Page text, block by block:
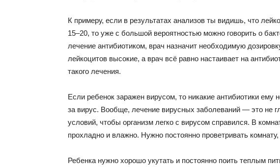
К примеру, если в результатах анализов ты видишь, что
15–20, то уже с большой вероятностью можно говорить о
лечение антибиотиком, врач назначит необходимую
лейкоцитов высокие, а врач всё равно настаивает на
такого лечения.
Если ребенок заражен вирусом, то никакие антибиотики ему
за вирус. Вообще, лечение вирусных заболеваний — это не
условий, чтобы организм легко с вирусом справился. В
прохладно и влажно. Нужно постоянно проветривать
Ребенка нужно хорошо укутать и постоянно поить теплым